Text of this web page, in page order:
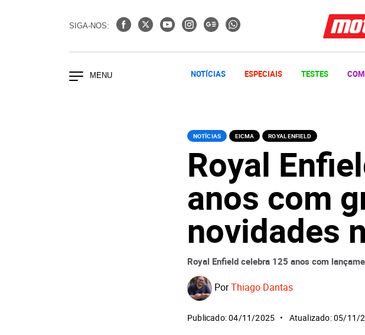
SIGA-NOS:
NOTÍCIAS ESPECIAIS TESTES
NOTÍCIAS EICMA ROYAL ENFIELD
Royal
anos com
novidades
Royal Enfield celebra 125 anos com
PorThiago Dantas
Publicado: 04/11/2025 Atualizado: 05/11/